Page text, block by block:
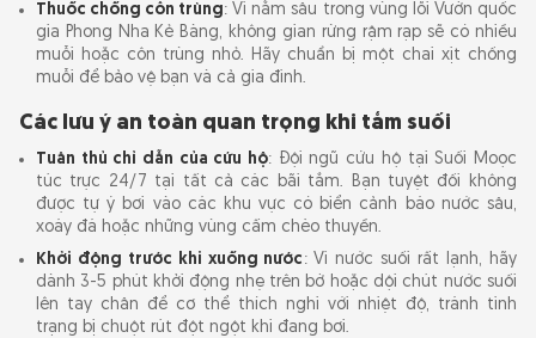
Thuốc chống côn trùng: Vì nằm sâu trong vùng lõi Vườn quốc
gia Phong Nha Kẻ Bàng, không gian rừng rậm rạp sẽ có nhiều
muỗi hoặc côn trùng nhỏ. Hãy chuẩn bị một chai xịt chống
muỗi để bảo vệ bạn và cả gia đình.
Các lưu ý an toàn quan trọng khi tắm suối
Tuân thủ chỉ dẫn của cứu hộ: Đội ngũ cứu hộ tại Suối Moọc
túc trực 24/7 tại tất cả các bãi tắm. Bạn tuyệt đối không
được tự ý bơi vào các khu vực có biển cảnh báo nước sâu,
xoáy đá hoặc những vùng cấm chèo thuyền.
Khởi động trước khi xuống nước : Vì nước suối rất lạnh, hãy
dành 3-5 phút khởi động nhẹ trên bờ hoặc dội chút nước suối
lên tay chân để cơ thể thích nghi với nhiệt độ, tránh tình
trạng bị chuột rút đột ngột khi đang bơi.